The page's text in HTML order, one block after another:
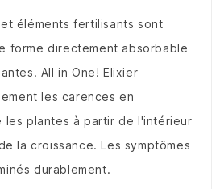
éléments fertilisants sont
forme directement absorbable
All in One! Elixier
les carences en
les plantes à partir de l'intérieur
la croissance. Les symptômes
durablement.